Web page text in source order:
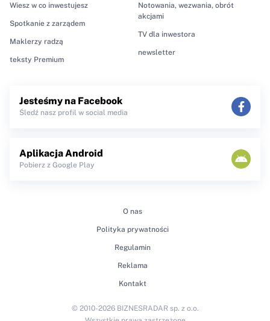
Wiesz w co inwestujesz
Spotkanie z zarządem
Maklerzy radzą
teksty Premium
Notowania, wezwania, obrót
akcjami
TV dla inwestora
newsletter
Jesteśmy na Facebook
Śledź nasz profil w social media
Aplikacja Android
Pobierz z Google Play
O nas
Polityka prywatności
Regulamin
Reklama
Kontakt
© 2010-2026 BIZNESRADAR sp. z o.o.